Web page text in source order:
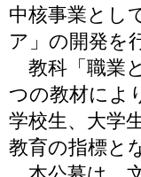
中核事業とし
ア」の開発を
教科「職業
つの教材によ
学校生、大学
教育の指標と